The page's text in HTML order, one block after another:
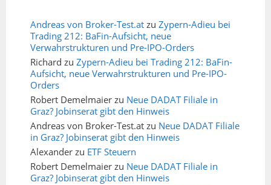
Andreas von Broker-Test.at zu Zypern-Adieu bei
Trading 212: BaFin-Aufsicht, neue
Verwahrstrukturen und Pre-IPO-Orders
Richard zu Zypern-Adieu bei Trading 212: BaFin-
Aufsicht, neue Verwahrstrukturen und Pre-IPO-
Orders
Robert Demelmaier zu Neue DADAT Filiale in
Graz? Jobinserat gibt den Hinweis
Andreas von Broker-Test.at zu Neue DADAT Filiale
in Graz? Jobinserat gibt den Hinweis
Alexander zu ETF Steuern
Robert Demelmaier zu Neue DADAT Filiale in
Graz? Jobinserat gibt den Hinweis